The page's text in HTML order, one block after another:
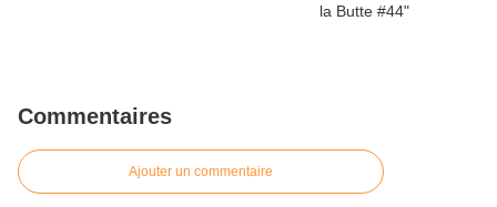
Commentaires
Ajouter un commentaire